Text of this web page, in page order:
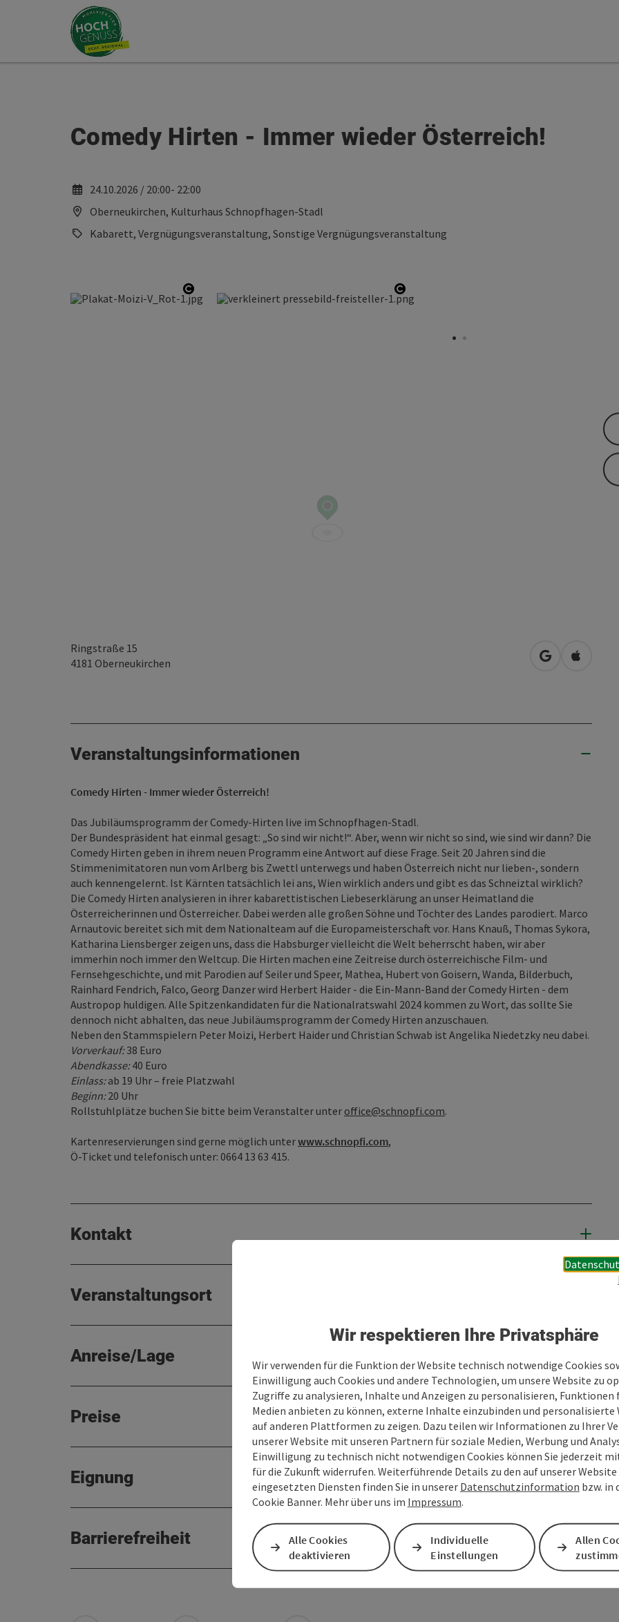
Zum InhaltAccesskey
[0]
Zum Seitenanfang
Comedy Hirten - Immer wieder Österreich!
24.10.2026 / 20:00- 22:00
Oberneukirchen, Kulturhaus Schnopfhagen-Stadl
Kabarett, Vergnügungsveranstaltung, Sonstige Vergnügungsveranstaltung
Copyright öffnen Copyright öffnen
Ringstraße 15
4181 Oberneukirchen in Google
in
Veranstaltungsinformationen
Comedy Hirten - Immer wieder Österreich!
Das Jubiläumsprogramm der Comedy-Hirten live im Schnopfhagen-Stadl.
Der Bundespräsident hat einmal gesagt: „So sind wir nicht!“. Aber, wenn wir nicht so sind, wie sind wir dann? Die
Comedy Hirten geben in ihrem neuen Programm eine Antwort auf diese Frage. Seit 20 Jahren sind die
Stimmenimitatoren nun vom Arlberg bis Zwettl unterwegs und haben Österreich nicht nur lieben-, sondern
auch kennengelernt. Ist Kärnten tatsächlich lei ans, Wien wirklich anders und gibt es das Schneiztal wirklich?
Die Comedy Hirten analysieren in ihrer kabarettistischen Liebeserklärung an unser Heimatland die
Österreicherinnen und Österreicher. Dabei werden alle großen Söhne und Töchter des Landes parodiert. Marco
Arnautovic bereitet sich mit dem Nationalteam auf die Europameisterschaft vor. Hans Knauß, Thomas Sykora,
Katharina Liensberger zeigen uns, dass die Habsburger vielleicht die Welt beherrscht haben, wir aber
immerhin noch immer den Weltcup. Die Hirten machen eine Zeitreise durch österreichische Film- und
Fernsehgeschichte, und mit Parodien auf Seiler und Speer, Mathea, Hubert von Goisern, Wanda, Bilderbuch,
Rainhard Fendrich, Falco, Georg Danzer wird Herbert Haider - die Ein-Mann-Band der Comedy Hirten - dem
Austropop huldigen. Alle Spitzenkandidaten für die Nationalratswahl 2024 kommen zu Wort, das sollte Sie
dennoch nicht abhalten, das neue Jubiläumsprogramm der Comedy Hirten anzuschauen.
Neben den Stammspielern Peter Moizi, Herbert Haider und Christian Schwab ist Angelika Niedetzky neu dabei.
Vorverkauf:38 Euro
Abendkasse:40 Euro
Einlass:ab 19 Uhr – freie Platzwahl
Beginn:20 Uhr
Rollstuhlplätze buchen Sie bitte beim Veranstalter unter office@schnopfi.com.
Kartenreservierungen sind gerne möglich unterwww.schnopfi.com,
Ö-Ticket und telefonisch unter: 0664 13 63 415.
Kontakt
Veranstaltungsort
Anreise/Lage
Preise
Eignung
Barrierefreiheit
Wir respektieren Ihre Privatsphäre
Wir verwenden für die Funktion der Website technisch notwendige Cookies
Einwilligung auch Cookies und andere Technologien, um unsere Website zu
Zugriffe zu analysieren, Inhalte und Anzeigen zu personalisieren, Funktionen
Medien anbieten zu können, externe Inhalte einzubinden und personalisierte
auf anderen Plattformen zu zeigen. Dazu teilen wir Informationen zu Ihrer
unserer Website mit unseren Partnern für soziale Medien, Werbung und
Einwilligung zu technisch nicht notwendigen Cookies können Sie jederzeit
für die Zukunft widerrufen. Weiterführende Details zu den auf unserer Website
eingesetzten Diensten finden Sie in unserer Datenschutzinformation bzw. in
Cookie Banner. Mehr über uns im Impressum.
Alle Cookies
deaktivieren
Individuelle
Einstellungen
Allen